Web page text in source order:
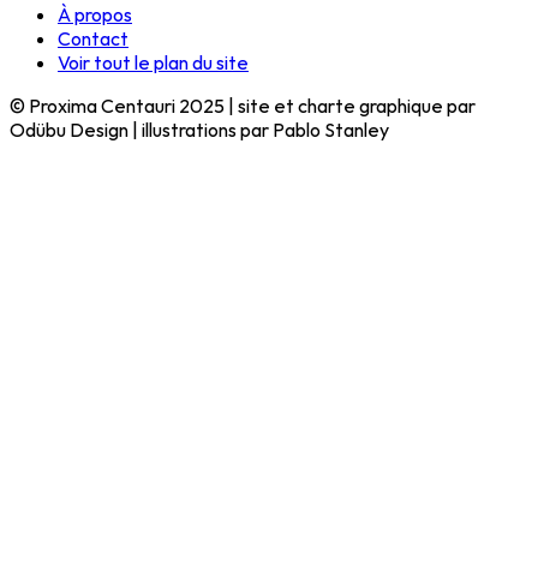
À propos
Contact
Voir tout le plan du site
© Proxima Centauri 2025 | site et charte graphique par
Odübu Design | illustrations par Pablo Stanley